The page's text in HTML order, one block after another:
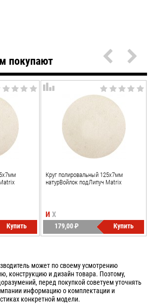
покупают
Купить
Круг полировальный 125х7мм
натурВойлок подЛипуч Matrix
И Х
179,00P
УБ.
Купить
может по своему усмотрению
конструкцию и дизайн товара. Поэтому,
перед покупкой советуем уточнять
информацию о комплектации и
конкретной модели.